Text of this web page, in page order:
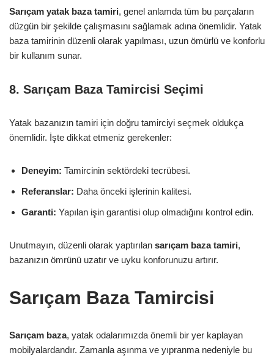
Sarıçam yatak baza tamiri, genel anlamda tüm bu parçaların
düzgün bir şekilde çalışmasını sağlamak adına önemlidir. Yatak
baza tamirinin düzenli olarak yapılması, uzun ömürlü ve konforlu
bir kullanım sunar.
8. Sarıçam Baza Tamircisi Seçimi
Yatak bazanızın tamiri için doğru tamirciyi seçmek oldukça
önemlidir. İşte dikkat etmeniz gerekenler:
Deneyim: Tamircinin sektördeki tecrübesi.
Referanslar: Daha önceki işlerinin kalitesi.
Garanti: Yapılan işin garantisi olup olmadığını kontrol edin.
Unutmayın, düzenli olarak yaptırılan sarıçam baza tamiri,
bazanızın ömrünü uzatır ve uyku konforunuzu artırır.
Sarıçam Baza Tamircisi
Sarıçam baza, yatak odalarımızda önemli bir yer kaplayan
mobilyalardandır. Zamanla aşınma ve yıpranma nedeniyle bu